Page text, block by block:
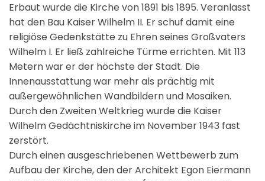
Erbaut wurde die Kirche von 1891 bis 1895. Veranlasst
hat den Bau Kaiser Wilhelm II. Er schuf damit eine
religiöse Gedenkstätte zu Ehren seines Großvaters
Wilhelm I. Er ließ zahlreiche Türme errichten. Mit 113
Metern war er der höchste der Stadt. Die
Innenausstattung war mehr als prächtig mit
außergewöhnlichen Wandbildern und Mosaiken.
Durch den Zweiten Weltkrieg wurde die Kaiser
Wilhelm Gedächtniskirche im November 1943 fast
zerstört.
Durch einen ausgeschriebenen Wettbewerb zum
Aufbau der Kirche, den der Architekt Egon Eiermann